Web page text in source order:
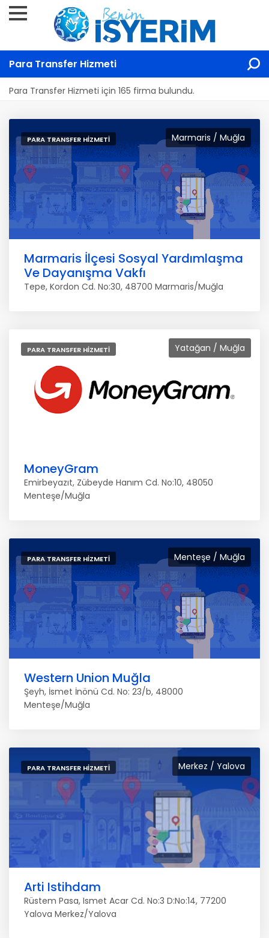
Para Transfer Hizmeti
Para Transfer Hizmeti için 165 firma bulundu.
Marmaris / Muğla
PARA TRANSFER HIZMETI
Marmaris İlçesi Sosyal Yardımlaşma
Ve Dayanışma Vakfı
Tepe, Kordon Cd. No:30, 48700 Marmaris/Muğla
Yatağan / Muğla
PARA TRANSFER HIZMETI
MoneyGram
Emirbeyazıt, Zübeyde Hanım Cd. No:10, 48050
Menteşe/Muğla
Menteşe / Muğla
PARA TRANSFER HIZMETI
Western Union Muğla
Şeyh, İsmet İnönü Cd. No: 23/b, 48000
Menteşe/Muğla
Merkez / Yalova
PARA TRANSFER HIZMETI
Arti Istihdam
Rüstem Pasa, Ismet Acar Cd. No:3 D:No:14, 77200
Yalova Merkez/Yalova